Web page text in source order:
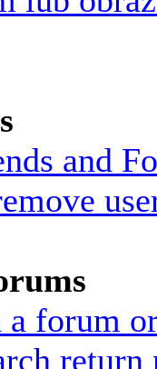
and
a forum
return